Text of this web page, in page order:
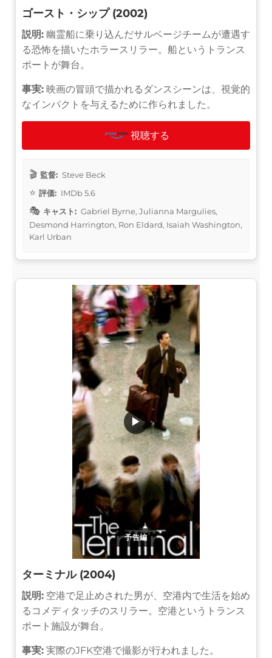
ゴースト・シップ (2002)
説明: 幽霊船に乗り込んだサルベージチームが遭遇す
る恐怖を描いたホラースリラー。船というトランス
ポートが舞台。
事実: 映画の冒頭で描かれるダンスシーンは、視覚的
なインパクトを与えるために作られました。
視聴する
監督: Steve Beck
評価: IMDb 5.6
キャスト: Gabriel Byrne, Julianna Margulies,
Desmond Harrington, Ron Eldard, Isaiah Washington,
Karl Urban
予告編
▶
ターミナル (2004)
説明: 空港で足止めされた男が、空港内で生活を始め
るコメディタッチのスリラー。空港というトランス
ポート施設が舞台。
事実: 実際のJFK空港で撮影が行われました。